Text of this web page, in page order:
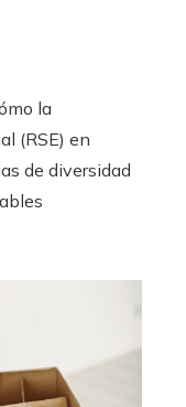
la
(RSE) en
de diversidad